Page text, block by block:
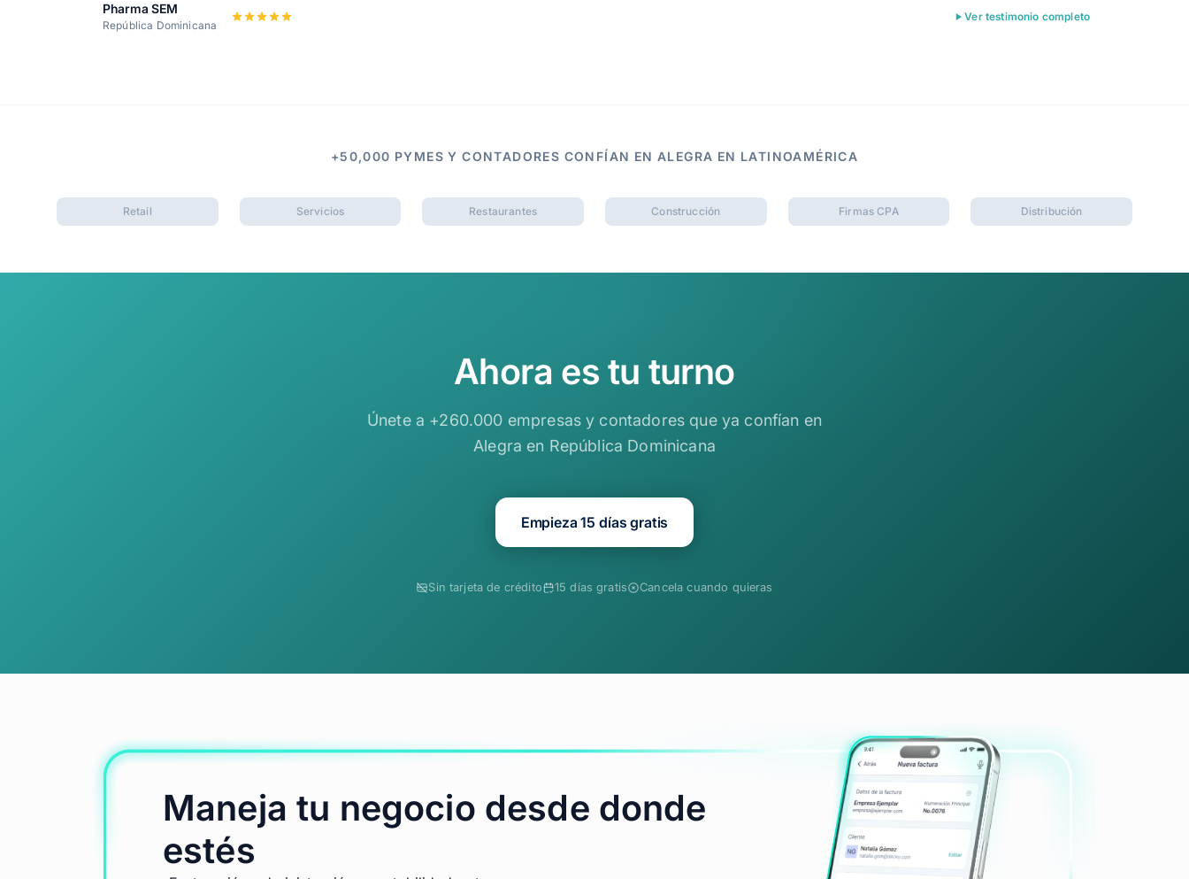
Pharma SEM
República Dominicana
Ver testimonio completo
+50,000 PYMES Y CONTADORES CONFÍAN EN ALEGRA EN LATINOAMÉRICA
Retail Servicios Restaurantes Construcción Firmas CPA Distribución
Ahora es tu turno
Únete a +260.000 empresas y contadores que ya confían en
Alegra en República Dominicana
Empieza 15 días gratis
Sin tarjeta de crédito 15 días gratis Cancela cuando quieras
Maneja tu negocio desde donde
estés